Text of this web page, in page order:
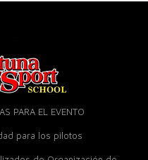
PARA EL EVENTO
para los pilotos